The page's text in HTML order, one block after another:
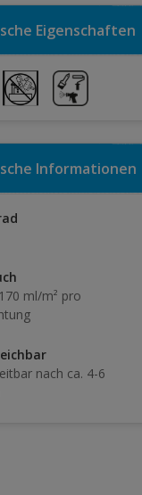
Eigenschaften
Informationen
ml/m² pro
nach ca. 4-6